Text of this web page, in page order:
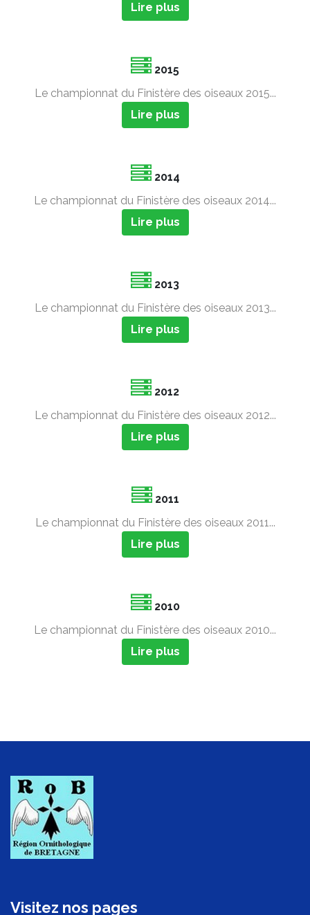
Lire plus
2015
Le championnat du Finistère des oiseaux 2015...
Lire plus
2014
Le championnat du Finistère des oiseaux 2014...
Lire plus
2013
Le championnat du Finistère des oiseaux 2013...
Lire plus
2012
Le championnat du Finistère des oiseaux 2012...
Lire plus
2011
Le championnat du Finistère des oiseaux 2011...
Lire plus
2010
Le championnat du Finistère des oiseaux 2010...
Lire plus
Visitez nos pages